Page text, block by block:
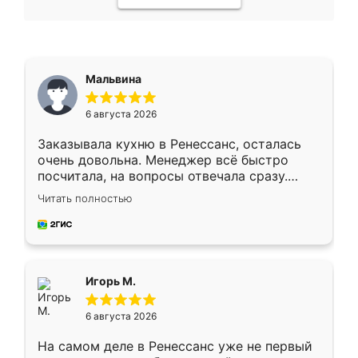
Мальвина
6 августа 2026
Заказывала кухню в Ренессанс, осталась
очень довольна. Менеджер всё быстро
посчитала, на вопросы отвечала сразу.
Замерщик приехал в субботу, подошёл к
делу со всей ответственностью. Собрали
за день, ребята работали аккуратно, даже
Читать полностью
Игорь М.
6 августа 2026
На самом деле в Ренессанс уже не первый